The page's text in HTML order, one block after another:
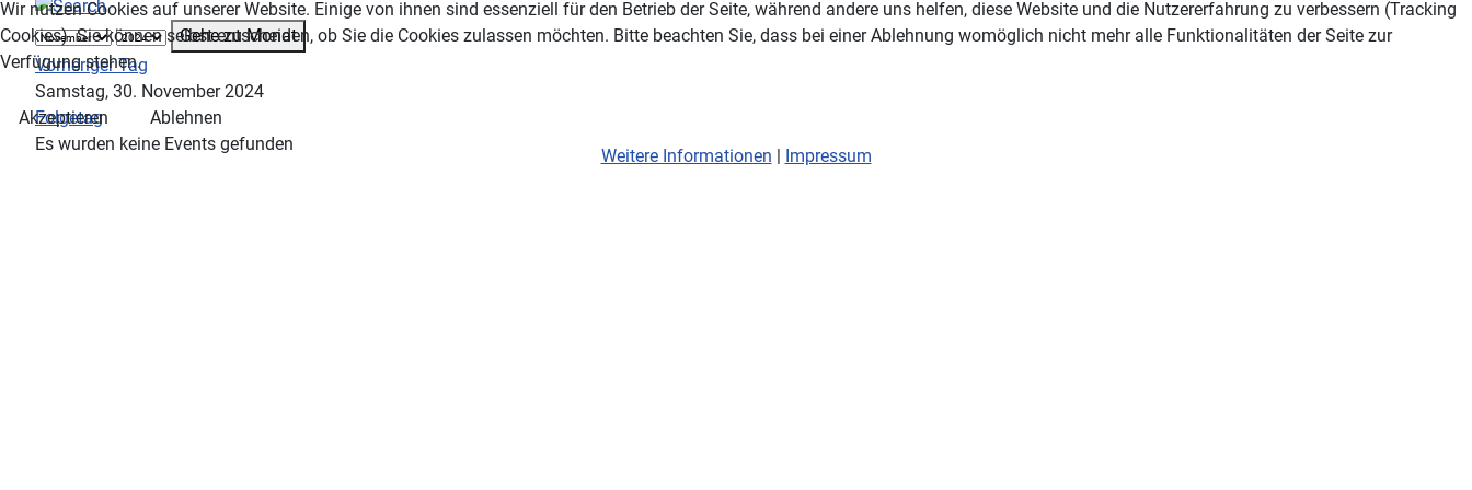
Gehe zu Monat
Vorheriger Tag
Samstag, 30. November 2024
Folgetag
Es wurden keine Events gefunden
Wir nutzen Cookies auf unserer Website. Einige von ihnen sind essenziell für den Betrieb der Seite, während andere uns helfen, diese Website und die Nutzererfahrung zu verbessern (Tracking
Cookies). Sie können selbst entscheiden, ob Sie die Cookies zulassen möchten. Bitte beachten Sie, dass bei einer Ablehnung womöglich nicht mehr alle Funktionalitäten der Seite zur
Verfügung stehen.
Akzeptieren
Ablehnen
Weitere Informationen | Impressum